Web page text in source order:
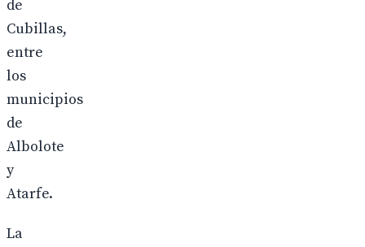
de
Cubillas,
entre
los
municipios
de
Albolote
y
Atarfe.
La